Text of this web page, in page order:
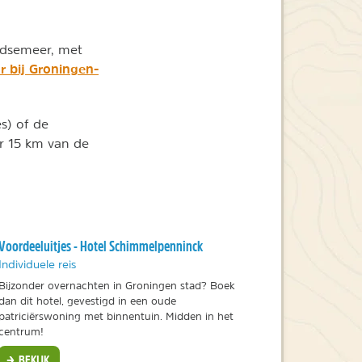
met
bij Groningen-
of de
15 km van de
- Hotel Schimmelpenninck
reis
overnachten in Groningen stad? Boek
dit hotel, gevestigd in een oude
met binnentuin. Midden in het